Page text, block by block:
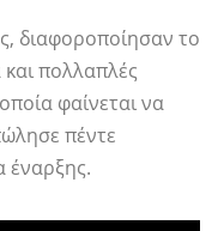
διαφοροποίησαν το
πολλαπλές
φαίνεται να
πέντε
έναρξης.